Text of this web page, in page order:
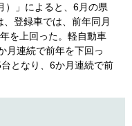
）」によると、6月の県
登録車では、前年同月
を上回った。軽自動車
月連続で前年を下回っ
となり、6か月連続で前